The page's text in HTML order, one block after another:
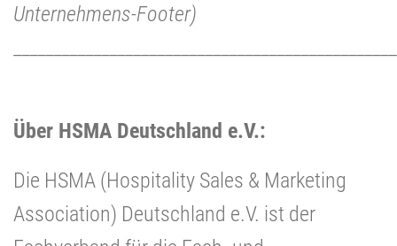
Unternehmens-Footer)
Über HSMA Deutschland e.V.:
Die HSMA (Hospitality Sales & Marketing
Association) Deutschland e.V. ist der